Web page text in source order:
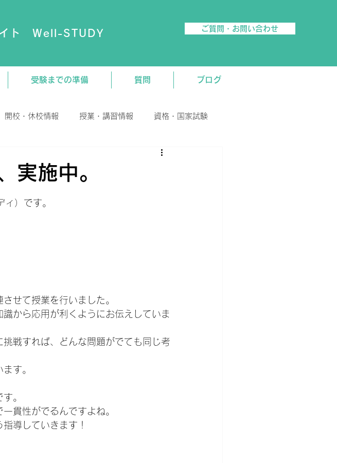
イト Well-STUDY ご質問・お問い合わせ
受験までの準備 質問 ブログ
開校・休校情報 授業・講習情報 資格・国家試験
実施中。
）です。
せて授業を行いました。
から応用が利くようにお伝えしていま
戦すれば、どんな問題がでても同じ考
す。
。
貫性がでるんですよね。
導していきます！